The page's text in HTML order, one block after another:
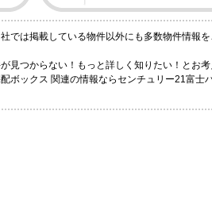
では掲載している物件以外にも多数物件情報を
見つからない！もっと詳しく知りたい！とお
ボックス 関連の情報ならセンチュリー21富士